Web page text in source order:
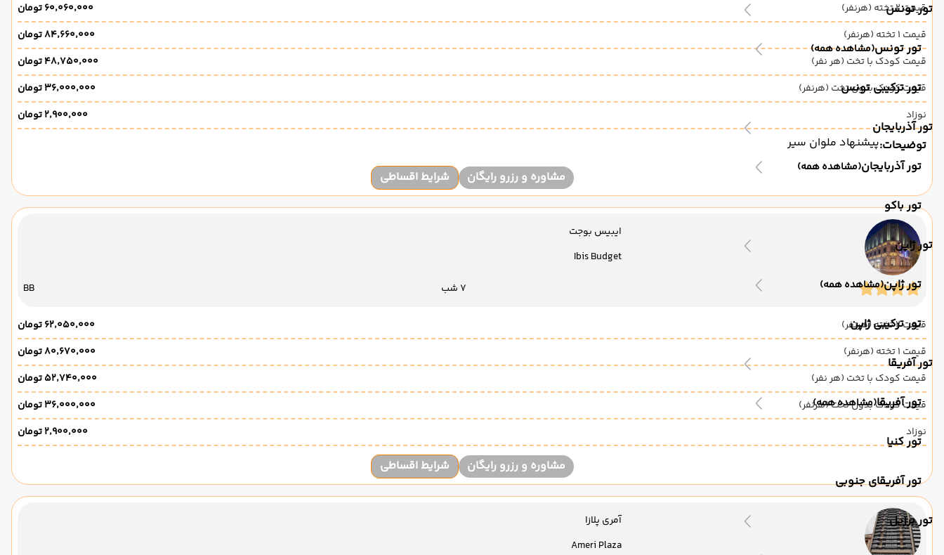
تور تونس
تور تونس(مشاهده همه)
تور ترکیبی تونس
تور آذربایجان
تور آذربایجان(مشاهده همه)
تور باکو
تور ژاپن
تور ژاپن(مشاهده همه)
تور ترکیبی ژاپن
تور آفریقا
تور آفریقا(مشاهده همه)
تور کنیا
تور آفریقای جنوبی
تور برزیل
قیمت 2 تخته (هرنفر)
۶۰٬۰۶۰٬۰۰۰ تومان
قیمت 1 تخته (هرنفر)
۸۴٬۶۶۰٬۰۰۰ تومان
قیمت کودک با تخت (هر نفر)
۴۸٬۷۵۰٬۰۰۰ تومان
قیمت کودک بدون تخت (هرنفر)
۳۶٬۰۰۰٬۰۰۰ تومان
نوزاد
۲٬۹۰۰٬۰۰۰ تومان
توضیحات:پیشنهاد ملوان سیر
مشاوره و رزرو رایگان
شرایط اقساطی
ایبیس بوجت
Ibis Budget
7 شب BB
قیمت 2 تخته (هرنفر)
۶۲٬۰۵۰٬۰۰۰ تومان
قیمت 1 تخته (هرنفر)
۸۰٬۶۷۰٬۰۰۰ تومان
قیمت کودک با تخت (هر نفر)
۵۲٬۷۴۰٬۰۰۰ تومان
قیمت کودک بدون تخت (هرنفر)
۳۶٬۰۰۰٬۰۰۰ تومان
نوزاد
۲٬۹۰۰٬۰۰۰ تومان
مشاوره و رزرو رایگان شرایط اقساطی
آمری پلازا
Ameri Plaza